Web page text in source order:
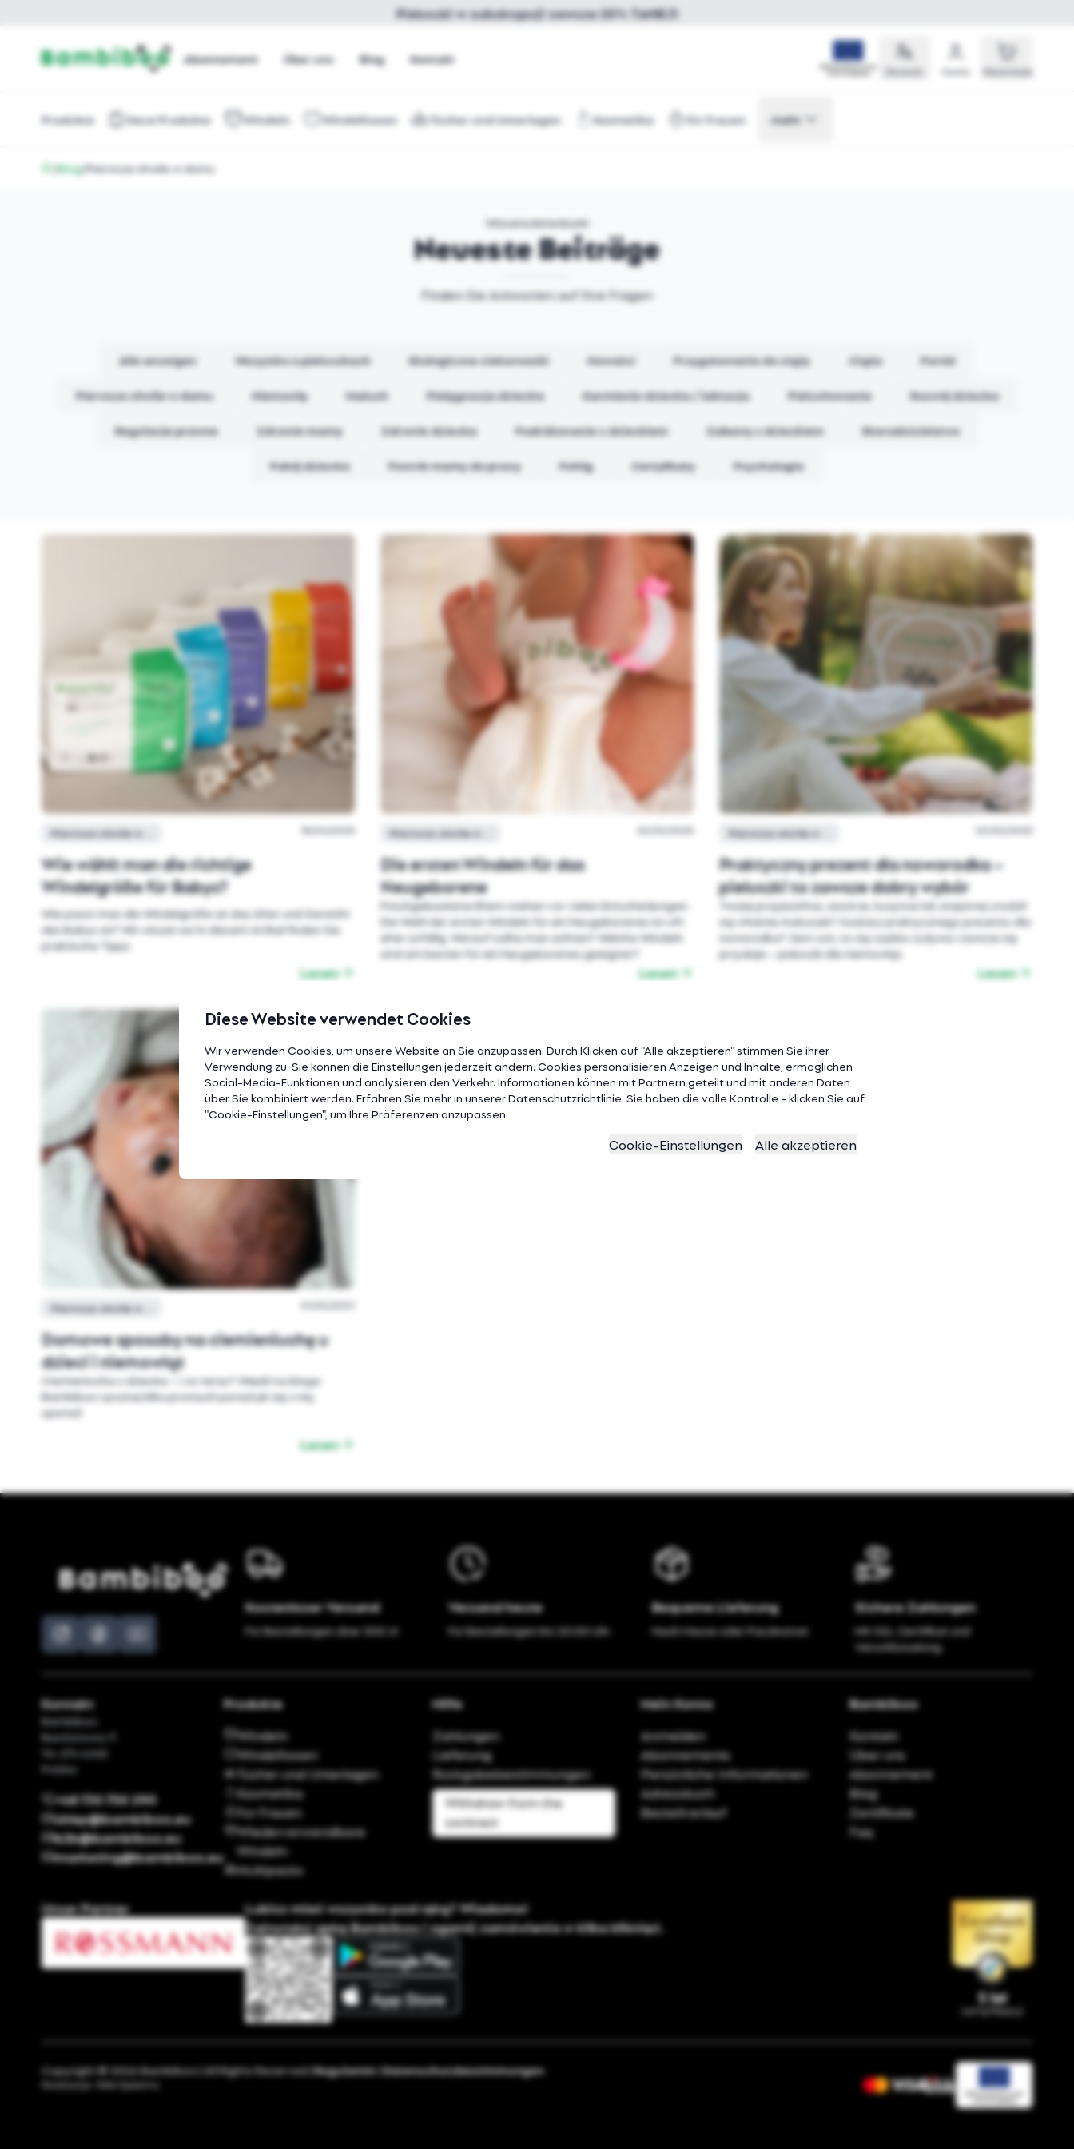
Pieluszki w subskrypcji zawsze 20% TANIEJ!
Abonnement Über uns Blog Kontakt
Deutsch Konto Warenkorb
Produkte Neue Produkte Windeln Windelhosen Tücher und Unterlagen Kosmetika Für Frauen mehr
/Blog/Pierwsze chwile w domu
Wissensdatenbank
Neueste Beiträge
Finden Sie Antworten auf Ihre Fragen
Alle anzeigen Wszystko o pieluszkach Ekologiczne ciekawostki Nowości Przygotowania do ciąży Ciąża Poród
Pierwsze chwile w domu Niemowlę Maluch Pielęgnacja dziecka Karmienie dziecka / laktacja Pieluchowanie Rozwój dziecka
Regulacje prawne Zdrowie mamy Zdrowie dziecka Podróżowanie z dzieckiem Zabawy z dzieckiem Ekorodzicielstwo
Pokój dziecka Powrót mamy do pracy Połóg Certyfikaty Psychologia
18/04/2025
Wie wählt man die richtige
Windelgröße für Babys?
Wie passt man die Windelgröße an das Alter und Gewicht
des Babys an? Wir wissen es! In diesem Artikel finden Sie
praktische Tipps.
Lesen
20/02/2025
Die ersten Windeln für das
Neugeborene
Frischgebackene Eltern stehen vor vielen Entscheidungen.
Die Wahl der ersten Windeln für ein Neugeborenes ist oft
eher zufällig. Worauf sollte man achten? Welche Windeln
sind am besten für ein Neugeborenes geeignet?
Lesen
20/02/2025
Praktyczny prezent dla noworodka –
pieluszki to zawsze dobry wybór
Twojej przyjaciółce, siostrze, kuzynce lub znajomej urodził
się właśnie maluszek? Szukasz praktycznego prezentu dla
noworodka? Jest coś, co się szybko zużywa i zawsze się
przydaje – pieluszki dla niemowląt.
Lesen
01/02/2021
Domowe sposoby na ciemieniuchę u
dzieci i niemowląt
Ciemieniucha u dziecka – i co teraz? Wejdź na bloga
Bambiboo i poznaj kilka prostych porad jak się z nią
uporać!
Lesen
Kostenloser Versand
Für Bestellungen über 300 zł
Versand heute
Für Bestellungen bis 20:00 Uhr
Bequeme Lieferung
Nach Hause oder Paczkomat
Sichere Zahlungen
Mit SSL-Zertifikat und
Verschlüsselung
Kontakt
Bambiboo
Bastionowa 11
94-274 Łódź
Polska
+48 730 750 290
sklep@bambiboo.eu
b2b@bambiboo.eu
marketing@bambiboo.eu
Produkte
Windeln
Windelhosen
Tücher und Unterlagen
Kosmetika
Für Frauen
Wiederverwendbare
Windeln
Multipacks
Hilfe
Zahlungen
Lieferung
Rückgabebestimmungen
Withdraw from the
contract
Mein Konto
Anmelden
Abonnements
Persönliche Informationen
Adressbuch
Bestellverlauf
Bambiboo
Kontakt
Über uns
Abonnement
Blog
Zertifikate
Faq
Unser Partner
Lubisz mieć wszystko pod ręką? Wiadomo!
Zainstaluj apkę Bambiboo i ogarnij zamówienia w kilka kliknięć.
Copyright © 2026 Bambiboo | All Rights Reserved |Regulamin|Datenschutzbestimmungen
Realizacja: Web Systems
Diese Website verwendet Cookies
Wir verwenden Cookies, um unsere Website an Sie anzupassen. Durch Klicken auf "Alle akzeptieren" stimmen Sie ihrer
Verwendung zu. Sie können die Einstellungen jederzeit ändern. Cookies personalisieren Anzeigen und Inhalte, ermöglichen
Social-Media-Funktionen und analysieren den Verkehr. Informationen können mit Partnern geteilt und mit anderen Daten
über Sie kombiniert werden. Erfahren Sie mehr in unserer Datenschutzrichtlinie. Sie haben die volle Kontrolle - klicken Sie auf
"Cookie-Einstellungen", um Ihre Präferenzen anzupassen.
Cookie-Einstellungen Alle akzeptieren